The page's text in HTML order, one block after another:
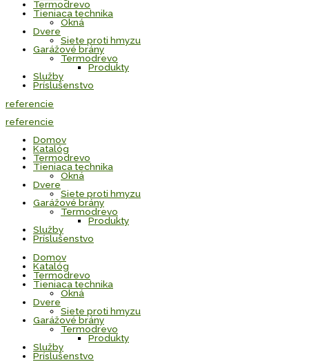
Termodrevo
Tieniaca technika
Okná
Dvere
Siete proti hmyzu
Garážové brány
Termodrevo
Produkty
Služby
Príslušenstvo
referencie
referencie
Domov
Katalóg
Termodrevo
Tieniaca technika
Okná
Dvere
Siete proti hmyzu
Garážové brány
Termodrevo
Produkty
Služby
Príslušenstvo
Domov
Katalóg
Termodrevo
Tieniaca technika
Okná
Dvere
Siete proti hmyzu
Garážové brány
Termodrevo
Produkty
Služby
Príslušenstvo